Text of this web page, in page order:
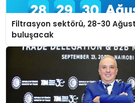
Filtrasyon sektörü, 28-30
buluşacak